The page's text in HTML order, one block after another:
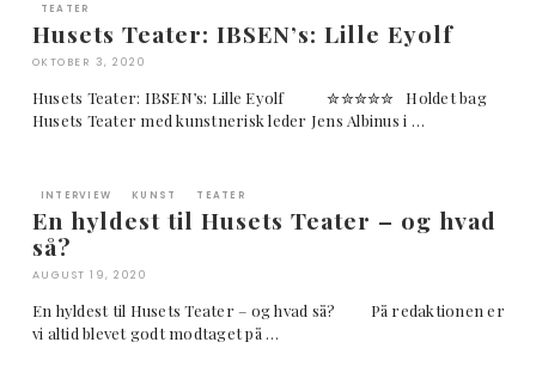
TEATER
Husets Teater: IBSEN’s: Lille Eyolf
OKTOBER 3, 2020
Husets Teater: IBSEN’s: Lille Eyolf ✮✮✮✮✮ Holdet bag
Husets Teater med kunstnerisk leder Jens Albinus i …
INTERVIEW KUNST TEATER
En hyldest til Husets Teater – og hvad
så?
AUGUST 19, 2020
En hyldest til Husets Teater – og hvad så? På redaktionen er
vi altid blevet godt modtaget på …